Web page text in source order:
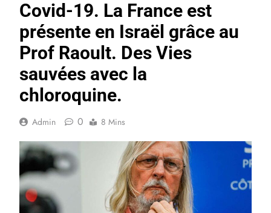
Covid-19. La France est
présente en Israël grâce au
Prof Raoult. Des Vies
sauvées avec la
chloroquine.
Admin 0 8 Mins